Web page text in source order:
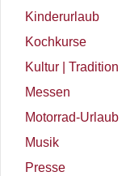
Kinderurlaub
Kochkurse
Kultur | Tradition
Messen
Motorrad-Urlaub
Musik
Presse